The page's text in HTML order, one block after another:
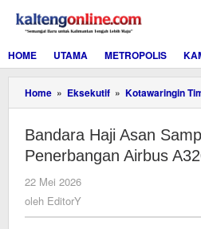
konten
HOME
UTAMA METROPOLIS
Home » Eksekutif » Kotawaringin
Bandara Haji Asan
Penerbangan Airbus
22 Mei 2026
oleh EditorY